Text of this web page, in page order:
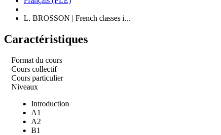
L. BROSSON | French classes i...
Caractéristiques
Format du cours
Cours collectif
Cours particulier
Niveaux
Introduction
A1
A2
B1